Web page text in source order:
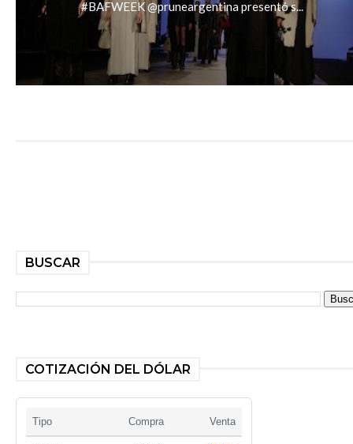
#BAFWEEK @pruneargentina presentó s...
BUSCAR
COTIZACIÓN DEL DÓLAR
Tipo Compra Venta